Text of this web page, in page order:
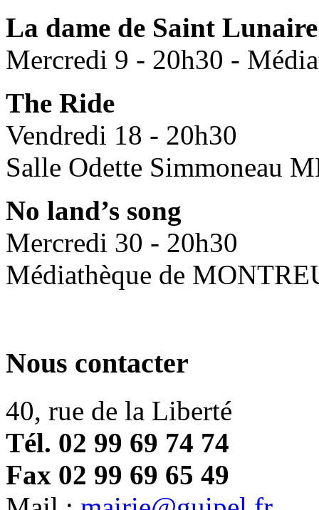
La dame de Saint Lunaire
Mercredi 9 - 20h30 -
The Ride
Vendredi 18 - 20h30
Salle Odette Simmoneau
No land’s song
Mercredi 30 - 20h30
Médiathèque de
Nous contacter
40, rue de la Liberté
Tél. 02 99 69 74 74
Fax 02 99 69 65 49